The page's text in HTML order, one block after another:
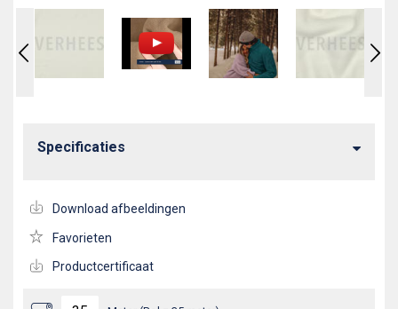
Specificaties
Download afbeeldingen
Favorieten
Productcertificaat